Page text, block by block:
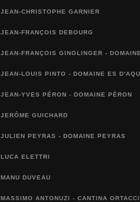
JEAN-CHRISTOPHE GARNIER
JEAN-FRANÇOIS DEBOURG
JEAN-FRANÇOIS GINGLINGER -
JEAN-LOUIS PINTO - DOMAINE ES
JEAN-YVES PÉRON - DOMAINE PÉRON
JERÔME GUICHARD
JULIEN PEYRAS - DOMAINE PEYRAS
LUCA ELETTRI
MANU DUVEAU
MASSIMO ANTONUZI - CANTINA